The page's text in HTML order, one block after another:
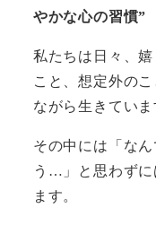
やかな心の習慣”
私たちは日々、
こと、想定外の
ながら生きていま
その中には「な
う…」と思わずに
ます。